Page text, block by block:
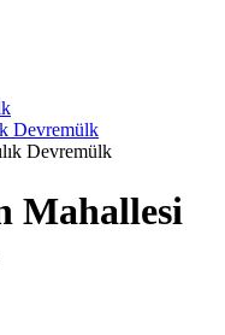
Devremülk
Devremülk
Mahallesi